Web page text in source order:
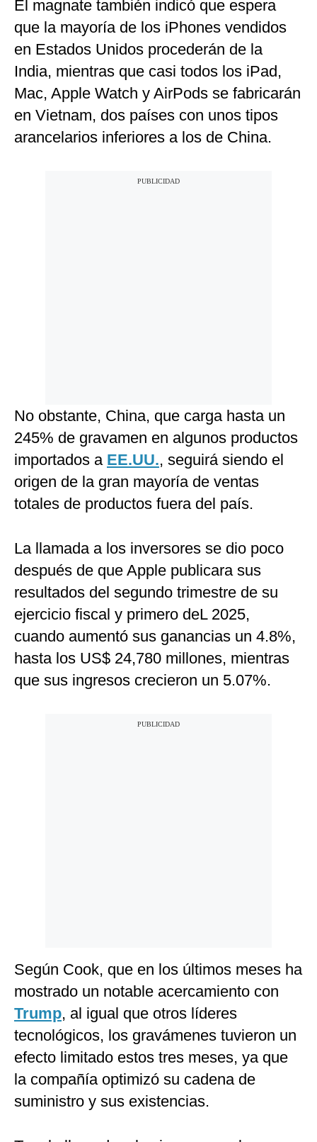
El magnate también indicó que espera
que la mayoría de los iPhones vendidos
en Estados Unidos procederán de la
India, mientras que casi todos los iPad,
Mac, Apple Watch y AirPods se fabricarán
en Vietnam, dos países con unos tipos
arancelarios inferiores a los de China.
No obstante, China, que carga hasta un
245% de gravamen en algunos productos
importados a EE.UU., seguirá siendo el
origen de la gran mayoría de ventas
totales de productos fuera del país.
La llamada a los inversores se dio poco
después de que Apple publicara sus
resultados del segundo trimestre de su
ejercicio fiscal y primero deL 2025,
cuando aumentó sus ganancias un 4.8%,
hasta los US$ 24,780 millones, mientras
que sus ingresos crecieron un 5.07%.
Según Cook, que en los últimos meses ha
mostrado un notable acercamiento con
Trump, al igual que otros líderes
tecnológicos, los gravámenes tuvieron un
efecto limitado estos tres meses, ya que
la compañía optimizó su cadena de
suministro y sus existencias.